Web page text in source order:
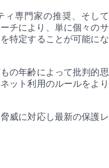
ィ専門家の推奨、そして
チにより、単に個々のサ
特定することが可能にな
の年齢によって批判的思
ット利用のルールをより
威に対応し最新の保護レ